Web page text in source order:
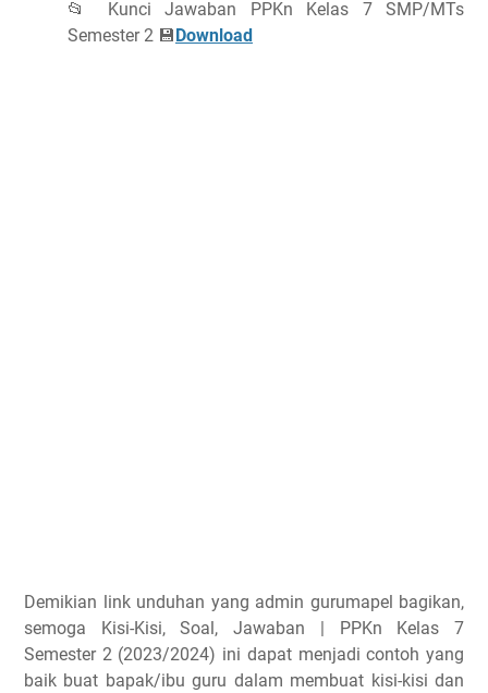
📂 Kunci Jawaban PPKn Kelas 7 SMP/MTs
Semester 2 💾 Download
Demikian link unduhan yang admin gurumapel bagikan,
semoga Kisi-Kisi, Soal, Jawaban | PPKn Kelas 7
Semester 2 (2023/2024) ini dapat menjadi contoh yang
baik buat bapak/ibu guru dalam membuat kisi-kisi dan